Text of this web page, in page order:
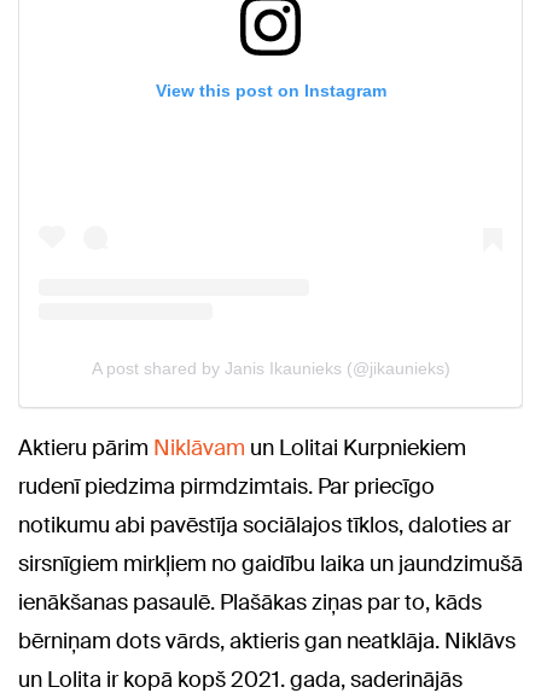
Aktieru pārim Niklāvam un Lolitai Kurpniekiem
rudenī piedzima pirmdzimtais. Par priecīgo
notikumu abi pavēstīja sociālajos tīklos, daloties ar
sirsnīgiem mirkļiem no gaidību laika un jaundzimušā
ienākšanas pasaulē. Plašākas ziņas par to, kāds
bērniņam dots vārds, aktieris gan neatklāja. Niklāvs
un Lolita ir kopā kopš 2021. gada, saderinājās